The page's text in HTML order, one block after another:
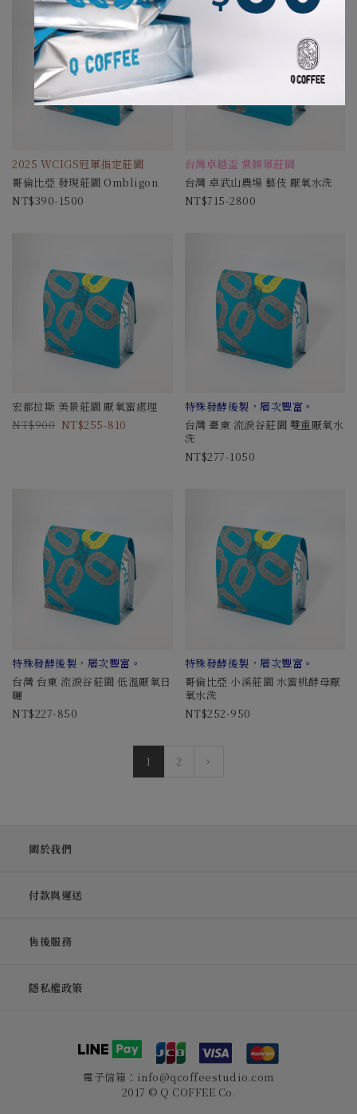
2025 WCIGS冠軍指定莊園
哥倫比亞 發現莊園 Ombligon
390-1500
台灣卓越盃 常勝軍莊園
台灣 卓武山農場 藝伎 厭氧水洗
715-2800
宏都拉斯 美景莊園 厭氧蜜處理
900
255-810
特殊發酵後製，層次豐富。
台灣 臺東 流淚谷莊園 雙重厭氧水
洗
277-1050
特殊發酵後製，層次豐富。
台灣 台東 流淚谷莊園 低溫厭氧日
曬
227-850
特殊發酵後製，層次豐富。
哥倫比亞 小溪莊園 水蜜桃酵母厭
氧水洗
252-950
1 2
關於我們
付款與運送
售後服務
隱私權政策
電子信箱：info@qcoffeestudio.com
2017 © Q COFFEE Co.